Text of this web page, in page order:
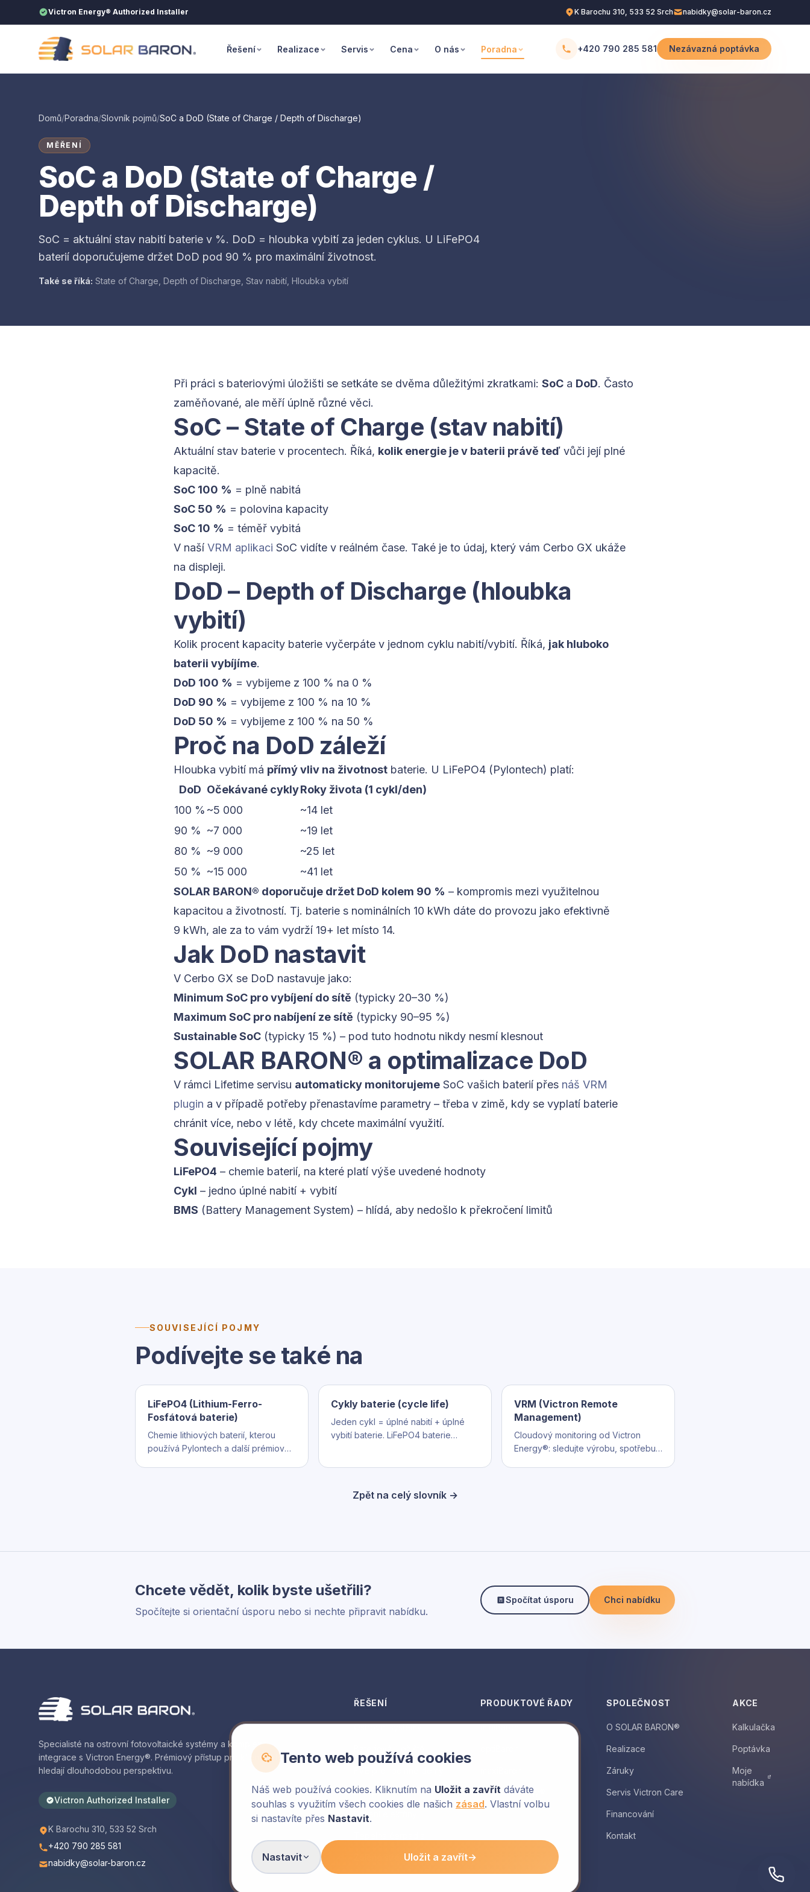
Přeskočit na obsahVictron Energy® Authorized Installer K Barochu 310, 533 52 Srch nabidky@solar-baron.cz
Řešení Realizace Servis Cena O nás Poradna +420 790 285 581 Nezávazná poptávka
Domů/Poradna/Slovník pojmů/SoC a DoD (State of Charge / Depth of Discharge)
MĚŘENÍ
SoC a DoD (State of Charge /
Depth of Discharge)
SoC = aktuální stav nabití baterie v %. DoD = hloubka vybití za jeden cyklus. U LiFePO4
baterií doporučujeme držet DoD pod 90 % pro maximální životnost.
Také se říká: State of Charge, Depth of Discharge, Stav nabití, Hloubka vybití
Při práci s bateriovými úložišti se setkáte se dvěma důležitými zkratkami: SoC a DoD. Často
zaměňované, ale měří úplně různé věci.
SoC – State of Charge (stav nabití)
Aktuální stav baterie v procentech. Říká, kolik energie je v baterii právě teď vůči její plné
kapacitě.
SoC 100 % = plně nabitá
SoC 50 % = polovina kapacity
SoC 10 % = téměř vybitá
V naší VRM aplikaci SoC vidíte v reálném čase. Také je to údaj, který vám Cerbo GX ukáže
na displeji.
DoD – Depth of Discharge (hloubka
vybití)
Kolik procent kapacity baterie vyčerpáte v jednom cyklu nabití/vybití. Říká, jak hluboko
baterii vybíjíme.
DoD 100 % = vybijeme z 100 % na 0 %
DoD 90 % = vybijeme z 100 % na 10 %
DoD 50 % = vybijeme z 100 % na 50 %
Proč na DoD záleží
Hloubka vybití má přímý vliv na životnost baterie. U LiFePO4 (Pylontech) platí:
DoD Očekávané cyklyRoky života (1 cykl/den)
100 % ~5 000
~14 let
90 % ~7 000
~19 let
80 % ~9 000
~25 let
50 % ~15 000
~41 let
SOLAR BARON® doporučuje držet DoD kolem 90 % – kompromis mezi využitelnou
kapacitou a životností. Tj. baterie s nominálních 10 kWh dáte do provozu jako efektivně
9 kWh, ale za to vám vydrží 19+ let místo 14.
Jak DoD nastavit
V Cerbo GX se DoD nastavuje jako:
Minimum SoC pro vybíjení do sítě (typicky 20–30 %)
Maximum SoC pro nabíjení ze sítě (typicky 90–95 %)
Sustainable SoC (typicky 15 %) – pod tuto hodnotu nikdy nesmí klesnout
SOLAR BARON® a optimalizace DoD
V rámci Lifetime servisu automaticky monitorujeme SoC vašich baterií přes náš VRM
plugin a v případě potřeby přenastavíme parametry – třeba v zimě, kdy se vyplatí baterie
chránit více, nebo v létě, kdy chcete maximální využití.
Související pojmy
LiFePO4 – chemie baterií, na které platí výše uvedené hodnoty
Cykl – jedno úplné nabití + vybití
BMS (Battery Management System) – hlídá, aby nedošlo k překročení limitů
SOUVISEJÍCÍ POJMY
Podívejte se také na
LiFePO4 (Lithium-Ferro-
Fosfátová baterie)
Chemie lithiových baterií, kterou
používá Pylontech a další prémiové
Cykly baterie (cycle life)
Jeden cykl = úplné nabití + úplné
vybití baterie. LiFePO4 baterie
VRM (Victron Remote
Management)
Cloudový monitoring od Victron
Energy®: sledujte výrobu, spotřebu
Zpět na celý slovník →
Chcete vědět, kolik byste ušetřili?
Spočítejte si orientační úsporu nebo si nechte připravit nabídku.
Spočítat úsporu Chci nabídku
Specialisté na ostrovní fotovoltaické systémy a komplexní
integrace s Victron Energy®. Prémiový přístup pro klienty, kteří
hledají dlouhodobou perspektivu.
Victron Authorized Installer
K Barochu 310, 533 52 Srch
+420 790 285 581
nabidky@solar-baron.cz
ŘEŠENÍ
Ostrovní systémy
FVE pro firmy
Sdílení elektřiny
Zelené střechy
PRODUKTOVÉ ŘADY
miniBaron
Victron Energy®
SPOLEČNOST
O SOLAR BARON®
Realizace
Záruky
Servis Victron Care
Financování
Kontakt
AKCE
Kalkulačka
Poptávka
Moje
nabídka
Tento web používá cookies
Náš web používá cookies. Kliknutím na Uložit a zavřít dáváte
souhlas s využitím všech cookies dle našich zásad. Vlastní volbu
si nastavíte přes Nastavit.
Uložit a zavřít→
Nastavit